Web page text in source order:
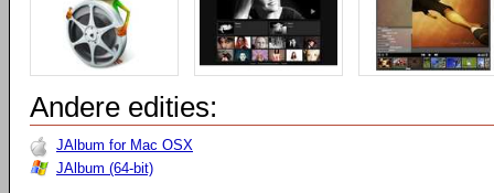
Andere edities:
JAlbum for Mac OSX
JAlbum (64-bit)